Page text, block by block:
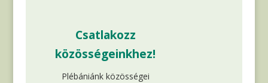
Csatlakozz
közösségeinkhez!
Plébániánk közösségei